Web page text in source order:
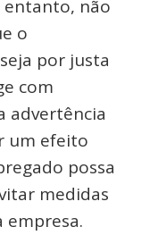
entanto, não
o
por justa
com
advertência
um efeito
possa
medidas
empresa.